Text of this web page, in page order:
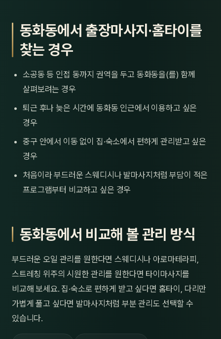
동화동에서 출장마사지·홈타이를
찾는 경우
소공동 등 인접 동까지 권역을 두고 동화동을(를) 함께
살펴보려는 경우
퇴근 후나 늦은 시간에 동화동 인근에서 이용하고 싶은
경우
중구 안에서 이동 없이 집·숙소에서 편하게 관리받고 싶은
경우
처음이라 부드러운 스웨디시나 발마사지처럼 부담이 적은
프로그램부터 비교하고 싶은 경우
동화동에서 비교해 볼 관리 방식
부드러운 오일 관리를 원한다면 스웨디시나 아로마테라피,
스트레칭 위주의 시원한 관리를 원한다면 타이마사지를
비교해 보세요. 집·숙소로 편하게 받고 싶다면 홈타이, 다리만
가볍게 풀고 싶다면 발마사지처럼 부분 관리도 선택할 수
있습니다.